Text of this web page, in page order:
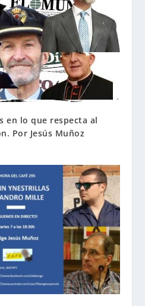
en lo que respecta al
Por Jesús Muñoz